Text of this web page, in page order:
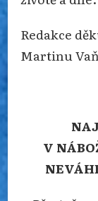
Redakce
Martinu
V